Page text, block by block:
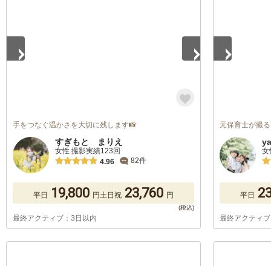
手をつなぐ温かさを大切に残します📸
すぎもと まりえ
女性 撮影実績123回
4.96
82件
平日 19,800 円土日祝 23,760 円
最終アクティブ：3日以内
元保育士が撮
女
平日
最終アクティ